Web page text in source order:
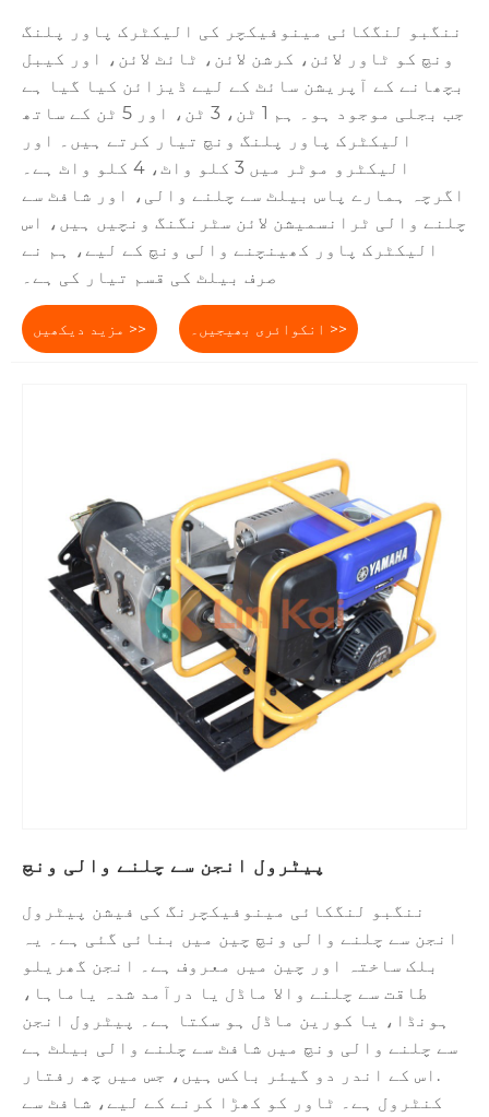
ننگبو لنگکائی مینوفیکچر کی الیکٹرک پاور پلنگ
ونچ کو ٹاور لائن، کرشن لائن، ٹائٹ لائن، اور کیبل
بچھانے کے آپریشن سائٹ کے لیے ڈیزائن کیا گیا ہے
جب بجلی موجود ہو۔ ہم 1 ٹن، 3 ٹن، اور 5 ٹن کے ساتھ
الیکٹرک پاور پلنگ ونچ تیار کرتے ہیں۔ اور
الیکٹرو موٹر میں 3 کلو واٹ، 4 کلو واٹ ہے۔
اگرچہ ہمارے پاس بیلٹ سے چلنے والی، اور شافٹ سے
چلنے والی ٹرانسمیشن لائن سٹرنگنگ ونچیں ہیں، اس
الیکٹرک پاور کھینچنے والی ونچ کے لیے، ہم نے
صرف بیلٹ کی قسم تیار کی ہے۔
مزید دیکھیں >> انکوائری بھیجیں۔ >>
پیٹرول انجن سے چلنے والی ونچ
ننگبو لنگکائی مینوفیکچرنگ کی فیشن پیٹرول
انجن سے چلنے والی ونچ چین میں بنائی گئی ہے۔ یہ
بلک ساختہ اور چین میں معروف ہے۔ انجن گھریلو
طاقت سے چلنے والا ماڈل یا درآمد شدہ یاماہا،
ہونڈا، یا کورین ماڈل ہو سکتا ہے۔ پیٹرول انجن
سے چلنے والی ونچ میں شافٹ سے چلنے والی بیلٹ ہے
.اس کے اندر دو گیئر باکس ہیں، جس میں چھ رفتار
کنٹرول ہے۔ ٹاور کو کھڑا کرنے کے لیے، شافٹ سے